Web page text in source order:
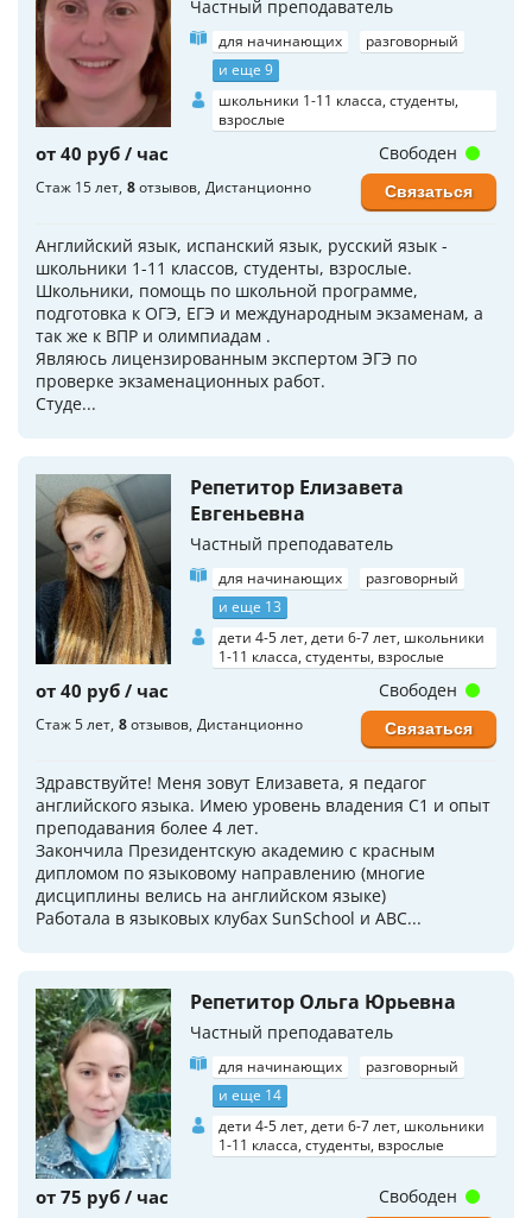
Частный преподаватель
для начинающих
разговорный
и еще 9
школьники 1-11 класса, студенты,
взрослые
от 40 руб / час
Стаж 15 лет 8отзывов Дистанционно
Английский язык, испанский язык, русский язык -
школьники 1-11 классов, студенты, взрослые.
Школьники, помощь по школьной программе,
подготовка к ОГЭ, ЕГЭ и международным экзаменам, а
так же к ВПР и олимпиадам .
Являюсь лицензированным экспертом ЭГЭ по
проверке экзаменационных работ.
Студе...
Свободен
Связаться
Репетитор Елизавета
Евгеньевна
Частный преподаватель
для начинающих
разговорный
и еще 13
дети 4-5 лет, дети 6-7 лет, школьники
1-11 класса, студенты, взрослые
от 40 руб / час
Стаж 5 лет 8отзывов Дистанционно
Здравствуйте! Меня зовут Елизавета, я педагог
английского языка. Имею уровень владения C1 и опыт
преподавания более 4 лет.
Закончила Президентскую академию с красным
дипломом по языковому направлению (многие
дисциплины велись на английском языке)
Работала в языковых клубах SunSchool и ABC...
Свободен
Связаться
Репетитор Ольга Юрьевна
Частный преподаватель
для начинающих
разговорный
и еще 14
дети 4-5 лет, дети 6-7 лет, школьники
1-11 класса, студенты, взрослые
от 75 руб / час Свободен